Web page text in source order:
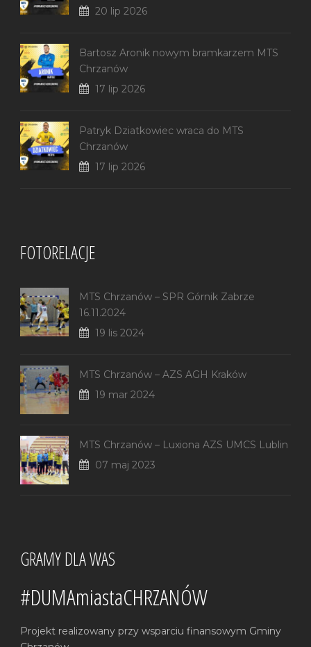
20 lip 2026
Bartosz Aronik nowym bramkarzem MTS
Chrzanów
17 lip 2026
Patryk Dziatkowiec wraca do MTS
Chrzanów
17 lip 2026
FOTORELACJE
MTS Chrzanów – SPR Górnik Zabrze
16.11.2024
19 lis 2024
MTS Chrzanów – AZS AGH Kraków
19 mar 2024
MTS Chrzanów – Luxiona AZS UMCS Lublin
07 maj 2023
GRAMY DLA WAS
#DUMAmiastaCHRZANÓW
Projekt realizowany przy wsparciu finansowym Gminy